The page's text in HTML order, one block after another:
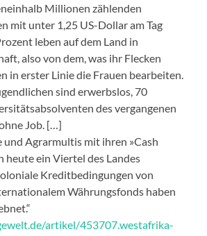
Millionen zählenden
mit unter 1,25 US-Dollar am Tag
leben auf dem Land in
also von dem, was ihr Flecken
in erster Linie die Frauen bearbeiten.
sind erwerbslos, 70
des vergangenen
Job. […]
und Agrarmultis mit ihren »Cash
heute ein Viertel des Landes
Kreditbedingungen von
Währungsfonds haben
artikel/453707.westafrika-